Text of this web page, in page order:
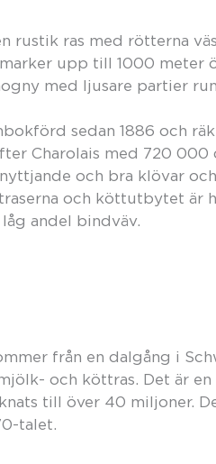
rustik ras med rötterna
upp till 1000 meter
med ljusare partier
sedan 1886 och
Charolais med 720 000
och bra klövar
och köttutbytet är
andel bindväv.
från en dalgång i
och köttras. Det är
till över 40 miljoner.
talet.